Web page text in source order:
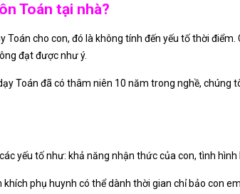
Toán tại nhà?
Toán cho con, đó là không tính đến yếu tố thời
đạt được như ý.
Toán đã có thâm niên 10 năm trong nghề, chúng
yếu tố như: khả năng nhận thức của con, tình
phụ huynh có thể dành thời gian chỉ bảo con